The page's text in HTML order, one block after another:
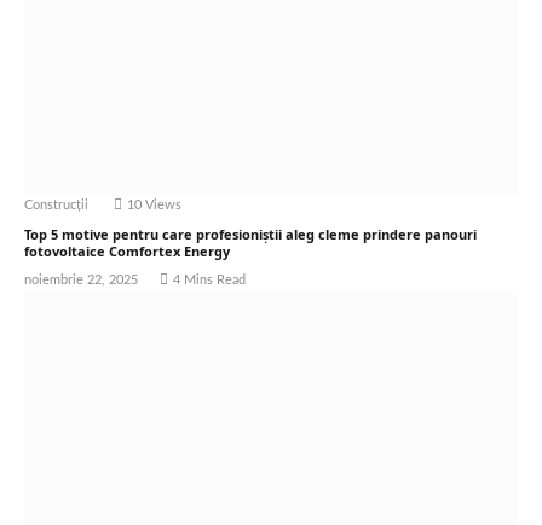
Construcții 10 Views
Top 5 motive pentru care profesioniștii aleg cleme prindere panouri
fotovoltaice Comfortex Energy
noiembrie 22, 2025 4 Mins Read